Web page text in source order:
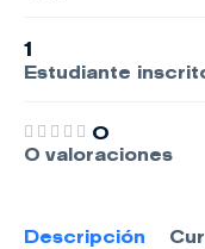
1
Estudiante
0
0 valoraciones
Descripción